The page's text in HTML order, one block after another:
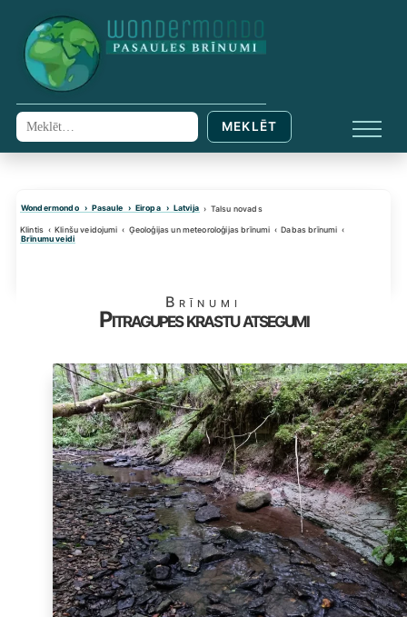
content
Meklēt: MEKLĒT
Wondermondo Pasaule Eiropa Latvija Talsu novads
Klintis Klinšu veidojumi Ģeoloģijas un meteoroloģijas brīnumi
Dabas brīnumi
Brīnumu veidi
Brīnumi
Pitragupes krastu atsegumi